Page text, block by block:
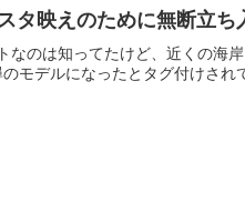
タ映えのために無断立ち
のは知ってたけど、近くの海
モデルになったとタグ付けされ